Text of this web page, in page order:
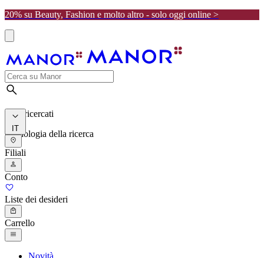
20% su Beauty, Fashion e molto altro - solo oggi online >
I più ricercati
Cronologia della ricerca
IT
Filiali
Conto
Liste dei desideri
Carrello